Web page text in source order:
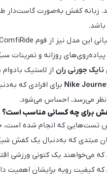
زبانه کفش به‌صورت گاست‌دار
نایک جورنی ران از لاستیک
Nike
می‌رسد، احساس می‌شود.
برای چه کسانی مناسب است؟
تست‌هایی که انجام شده است،
مبتدی که به‌دنبال یک کفش
که می‌خواهند یک کتونی ورزشی
کیفیت رویه برایشان اهمیت